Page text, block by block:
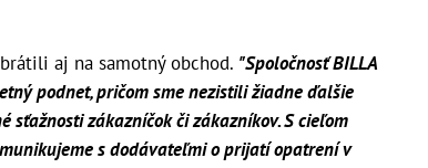
aj na samotný obchod. "Spoločnosť BILLA
podnet, pričom sme nezistili žiadne ďalšie
sťažnosti zákazníčok či zákazníkov. S cieľom
s dodávateľmi o prijatí opatrení v